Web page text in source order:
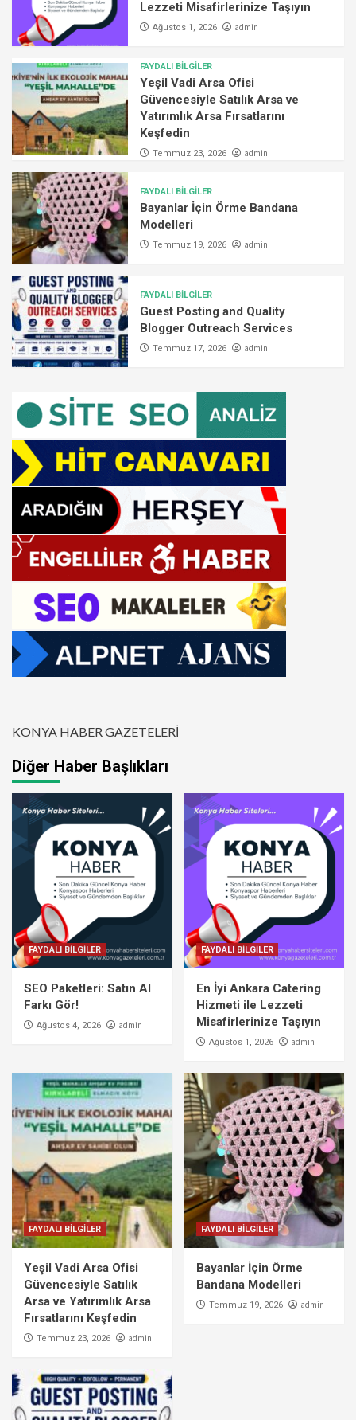
Lezzeti Misafirlerinize Taşıyın
Ağustos 1, 2026 admin
FAYDALI BİLGİLER
Yeşil Vadi Arsa Ofisi
Güvencesiyle Satılık Arsa ve
Yatırımlık Arsa Fırsatlarını
Keşfedin
Temmuz 23, 2026 admin
FAYDALI BİLGİLER
Bayanlar İçin Örme Bandana
Modelleri
Temmuz 19, 2026 admin
FAYDALI BİLGİLER
Guest Posting and Quality
Blogger Outreach Services
Temmuz 17, 2026 admin
KONYA HABER GAZETELERİ
Diğer Haber Başlıkları
FAYDALI BİLGİLER
SEO Paketleri: Satın Al
Farkı Gör!
Ağustos 4, 2026 admin
FAYDALI BİLGİLER
En İyi Ankara Catering
Hizmeti ile Lezzeti
Misafirlerinize Taşıyın
Ağustos 1, 2026 admin
FAYDALI BİLGİLER
Yeşil Vadi Arsa Ofisi
Güvencesiyle Satılık
Arsa ve Yatırımlık Arsa
Fırsatlarını Keşfedin
Temmuz 23, 2026 admin
FAYDALI BİLGİLER
Bayanlar İçin Örme
Bandana Modelleri
Temmuz 19, 2026 admin